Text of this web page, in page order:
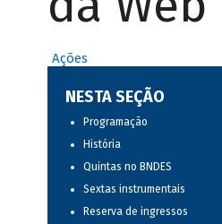
Ações
NESTA SEÇÃO
Programação
História
Quintas no BNDES
Sextas instrumentais
Reserva de ingressos